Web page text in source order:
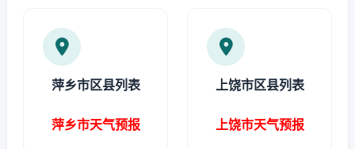
萍乡市区县列表
萍乡市天气预报
上饶市区县列表
上饶市天气预报